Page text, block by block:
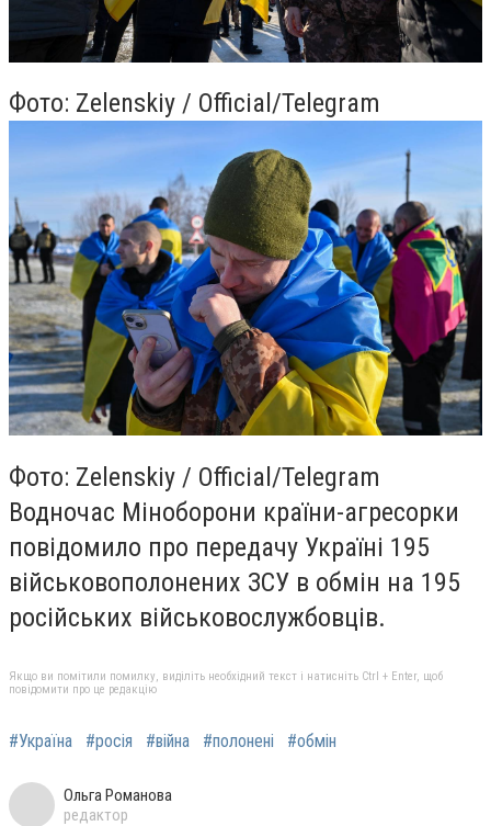
Фото: Zelenskiy / Official/Telegram
Фото: Zelenskiy / Official/Telegram
Водночас Міноборони країни-агресорки
повідомило про передачу Україні 195
військовополонених ЗСУ в обмін на 195
російських військовослужбовців.
Якщо ви помітили помилку, виділіть необхідний текст і натисніть Ctrl + Enter, щоб
повідомити про це редакцію
#Україна #росія #війна #полонені #обмін
Ольга Романова
редактор